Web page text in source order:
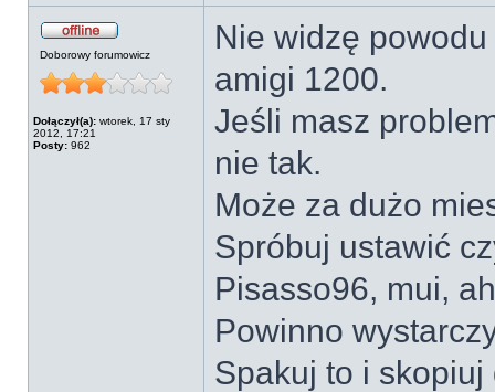
Doborowy forumowicz
Dołączył(a): wtorek, 17 sty
2012, 17:21
Posty: 962
Nie widzę
amigi 1200.
Jeśli masz
nie tak.
Może za dużo
Spróbuj ustawić
Pisasso96, mui,
Powinno
Spakuj to i